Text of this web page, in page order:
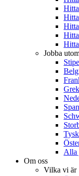
Jobba
Alla
Om oss
Vilka vi är